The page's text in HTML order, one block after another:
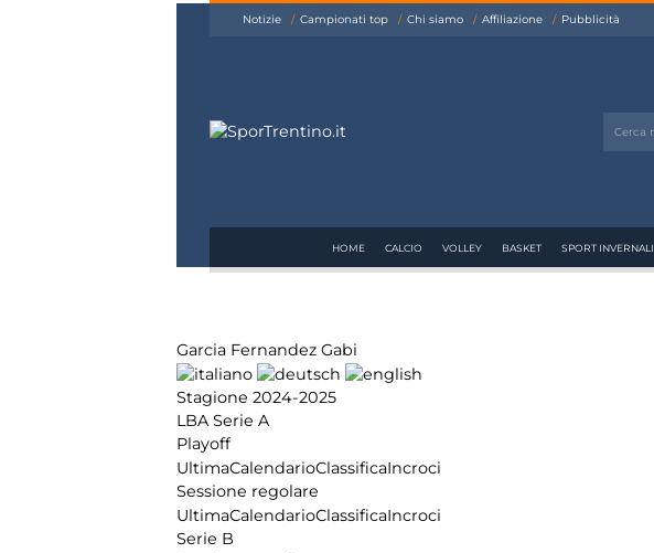
Notizie Campionati top Chi siamo Affiliazione Pubblicità
HOME CALCIO VOLLEY BASKET SPORT INVERNALI
Garcia Fernandez Gabi
Stagione 2024-2025
LBA Serie A
Playoff
UltimaCalendarioClassificaIncroci
Sessione regolare
UltimaCalendarioClassificaIncroci
Serie B